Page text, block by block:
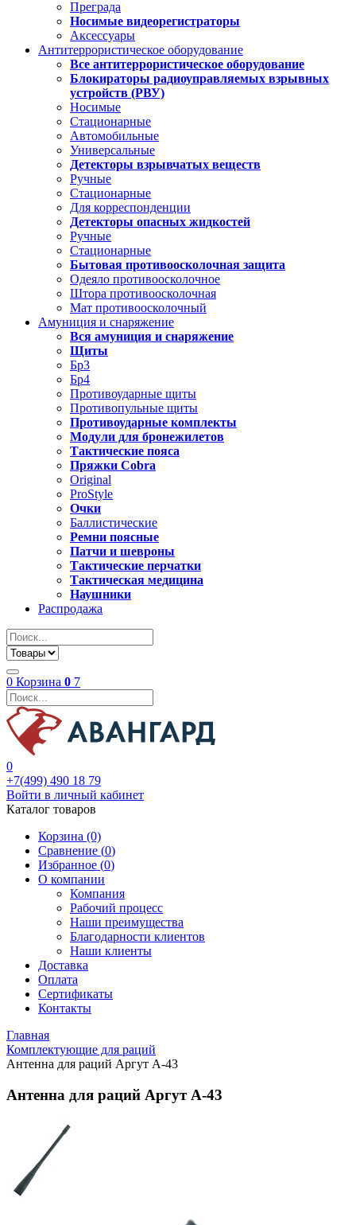
Преграда
Носимые видеорегистраторы
Аксессуары
Антитеррористическое оборудование
Все антитеррористическое оборудование
Блокираторы радиоуправляемых взрывных
устройств (РВУ)
Носимые
Стационарные
Автомобильные
Универсальные
Детекторы взрывчатых веществ
Ручные
Стационарные
Для корреспонденции
Детекторы опасных жидкостей
Ручные
Стационарные
Бытовая противоосколочная защита
Одеяло противоосколочное
Штора противоосколочная
Мат противоосколочный
Амуниция и снаряжение
Вся амуниция и снаряжение
Щиты
Бр3
Бр4
Противоударные щиты
Противопульные щиты
Противоударные комплекты
Модули для бронежилетов
Тактические пояса
Пряжки Cobra
Original
ProStyle
Очки
Баллистические
Ремни поясные
Патчи и шевроны
Тактические перчатки
Тактическая медицина
Наушники
Распродажа
0 Корзина 0 7
0
+7(499) 490 18 79
Войти в личный кабинет
Каталог товаров
Корзина (0)
Сравнение (0)
Избранное (0)
О компании
Компания
Рабочий процесс
Наши преимущества
Благодарности клиентов
Наши клиенты
Доставка
Оплата
Сертификаты
Контакты
Главная
Комплектующие для раций
Антенна для раций Аргут А-43
Антенна для раций Аргут А-43